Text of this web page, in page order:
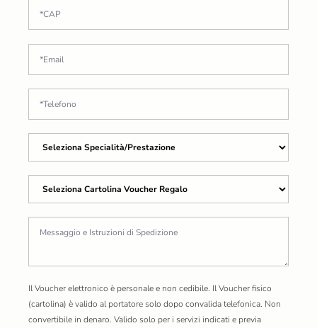
Il Voucher elettronico è personale e non cedibile. Il Voucher fisico
(cartolina) è valido al portatore solo dopo convalida telefonica. Non
convertibile in denaro. Valido solo per i servizi indicati e previa